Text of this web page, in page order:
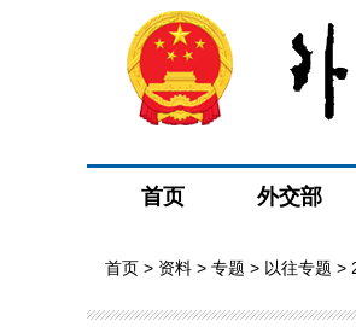
首页 外交部
首页 > 资料 > 专题 > 以往专题 >